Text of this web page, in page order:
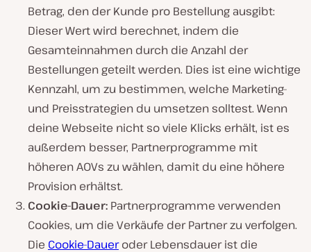
Betrag, den der Kunde pro Bestellung ausgibt:
Dieser Wert wird berechnet, indem die
Gesamteinnahmen durch die Anzahl der
Bestellungen geteilt werden. Dies ist eine wichtige
Kennzahl, um zu bestimmen, welche Marketing-
und Preisstrategien du umsetzen solltest. Wenn
deine Webseite nicht so viele Klicks erhält, ist es
außerdem besser, Partnerprogramme mit
höheren AOVs zu wählen, damit du eine höhere
Provision erhältst.
Cookie-Dauer: Partnerprogramme verwenden
Cookies, um die Verkäufe der Partner zu verfolgen.
Die Cookie-Daueroder Lebensdauer ist die